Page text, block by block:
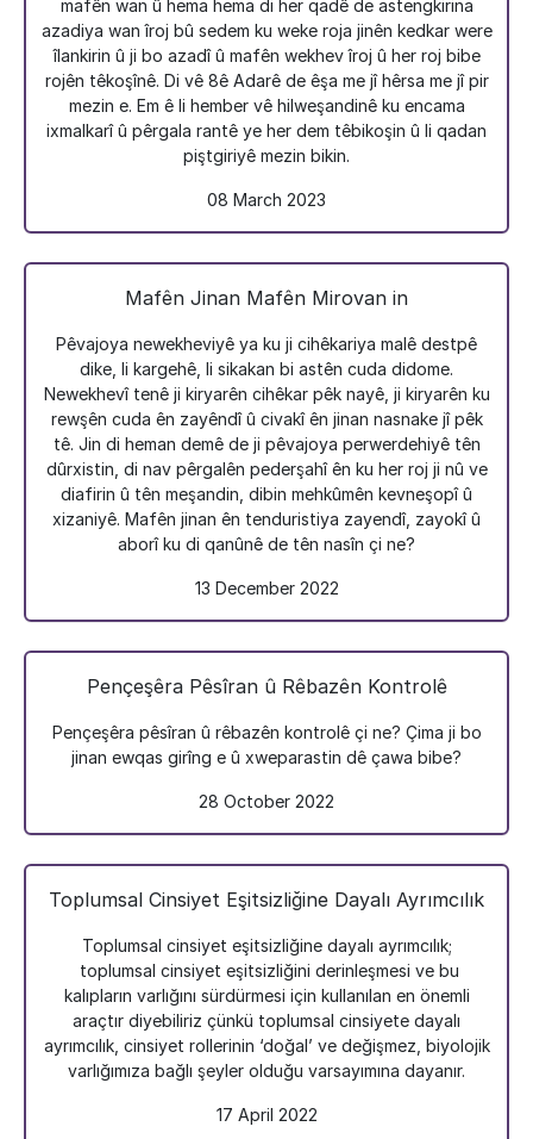
mafên wan û hema hema di her qadê de astengkirina
azadiya wan îroj bû sedem ku weke roja jinên kedkar were
îlankirin û ji bo azadî û mafên wekhev îroj û her roj bibe
rojên têkoşînê. Di vê 8ê Adarê de êşa me jî hêrsa me jî pir
mezin e. Em ê li hember vê hilweşandinê ku encama
ixmalkarî û pêrgala rantê ye her dem têbikoşin û li qadan
piştgiriyê mezin bikin.
08 March 2023
Mafên Jinan Mafên Mirovan in
Pêvajoya newekheviyê ya ku ji cihêkariya malê destpê
dike, li kargehê, li sikakan bi astên cuda didome.
Newekhevî tenê ji kiryarên cihêkar pêk nayê, ji kiryarên ku
rewşên cuda ên zayêndî û civakî ên jinan nasnake jî pêk
tê. Jin di heman demê de ji pêvajoya perwerdehiyê tên
dûrxistin, di nav pêrgalên pederşahî ên ku her roj ji nû ve
diafirin û tên meşandin, dibin mehkûmên kevneşopî û
xizaniyê. Mafên jinan ên tenduristiya zayendî, zayokî û
aborî ku di qanûnê de tên nasîn çi ne?
13 December 2022
Pençeşêra Pêsîran û Rêbazên Kontrolê
Pençeşêra pêsîran û rêbazên kontrolê çi ne? Çima ji bo
jinan ewqas girîng e û xweparastin dê çawa bibe?
28 October 2022
Toplumsal Cinsiyet Eşitsizliğine Dayalı Ayrımcılık
Toplumsal cinsiyet eşitsizliğine dayalı ayrımcılık;
toplumsal cinsiyet eşitsizliğini derinleşmesi ve bu
kalıpların varlığını sürdürmesi için kullanılan en önemli
araçtır diyebiliriz çünkü toplumsal cinsiyete dayalı
ayrımcılık, cinsiyet rollerinin ‘doğal’ ve değişmez, biyolojik
varlığımıza bağlı şeyler olduğu varsayımına dayanır.
17 April 2022